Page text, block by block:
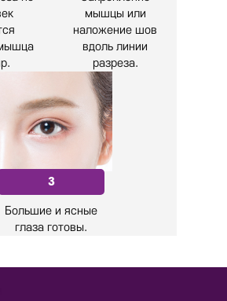
мышцы или
наложение шов
вдоль линии
разреза.
3
Большие и ясные
глаза готовы.